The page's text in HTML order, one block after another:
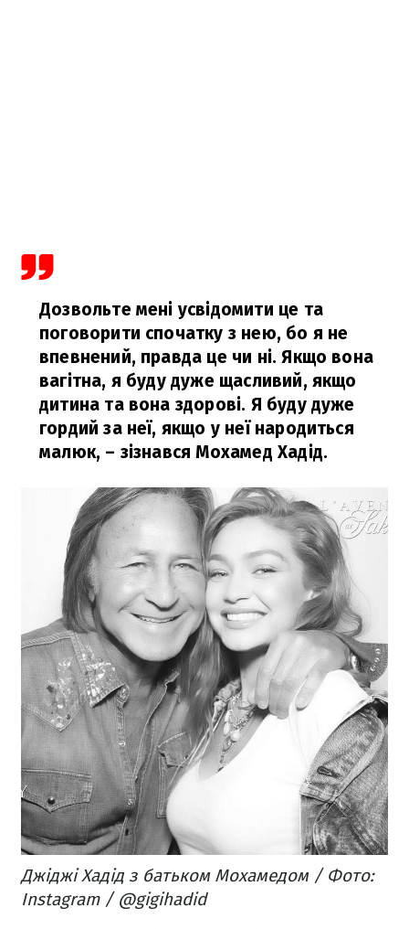
Дозвольте мені усвідомити це та
поговорити спочатку з нею, бо я не
впевнений, правда це чи ні. Якщо вона
вагітна, я буду дуже щасливий, якщо
дитина та вона здорові. Я буду дуже
гордий за неї, якщо у неї народиться
малюк, – зізнався Мохамед Хадід.
Джіджі Хадід з батьком Мохамедом / Фото:
Instagram / @gigihadid